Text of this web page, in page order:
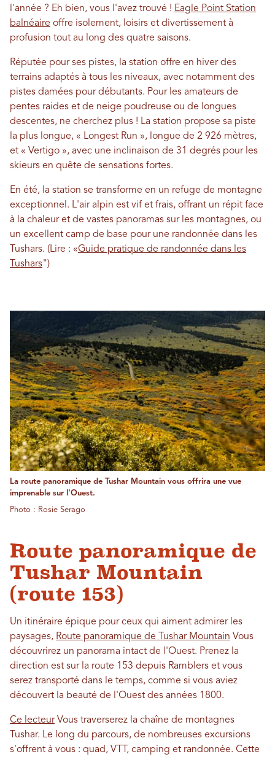
l'année ? Eh bien, vous l'avez trouvé ! Eagle Point Station
balnéaire offre isolement, loisirs et divertissement à
profusion tout au long des quatre saisons.
Réputée pour ses pistes, la station offre en hiver des
terrains adaptés à tous les niveaux, avec notamment des
pistes damées pour débutants. Pour les amateurs de
pentes raides et de neige poudreuse ou de longues
descentes, ne cherchez plus ! La station propose sa piste
la plus longue, « Longest Run », longue de 2 926 mètres,
et « Vertigo », avec une inclinaison de 31 degrés pour les
skieurs en quête de sensations fortes.
En été, la station se transforme en un refuge de montagne
exceptionnel. L'air alpin est vif et frais, offrant un répit face
à la chaleur et de vastes panoramas sur les montagnes, ou
un excellent camp de base pour une randonnée dans les
Tushars. (Lire : «Guide pratique de randonnée dans les
Tushars")
La route panoramique de Tushar Mountain vous offrira une vue
imprenable sur l'Ouest.
Photo : Rosie Serago
Route panoramique de
Tushar Mountain
(route 153)
Un itinéraire épique pour ceux qui aiment admirer les
paysages, Route panoramique de Tushar Mountain Vous
découvrirez un panorama intact de l'Ouest. Prenez la
direction est sur la route 153 depuis Ramblers et vous
serez transporté dans le temps, comme si vous aviez
découvert la beauté de l'Ouest des années 1800.
Ce lecteurVous traverserez la chaîne de montagnes
Tushar. Le long du parcours, de nombreuses excursions
s'offrent à vous : quad, VTT, camping et randonnée. Cette